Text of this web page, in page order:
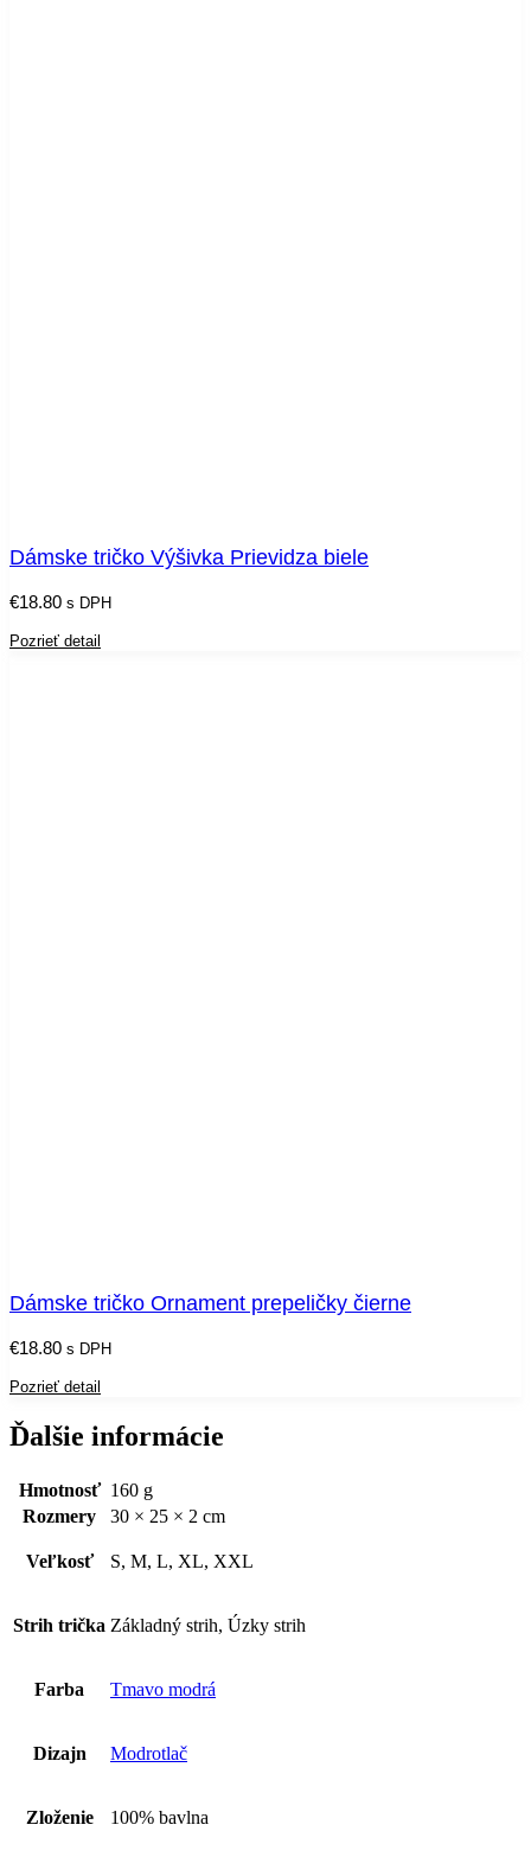
Dámske tričko Výšivka Prievidza biele
€18.80 s DPH
Pozrieť detail
Dámske tričko Ornament prepeličky čierne
€18.80 s DPH
Pozrieť detail
Ďalšie informácie
Hmotnosť 160 g
Rozmery
30 × 25 × 2 cm
Veľkosť S, M, L, XL, XXL
Strih trička Základný strih, Úzky strih
Farba Tmavo modrá
Dizajn Modrotlač
Zloženie 100% bavlna